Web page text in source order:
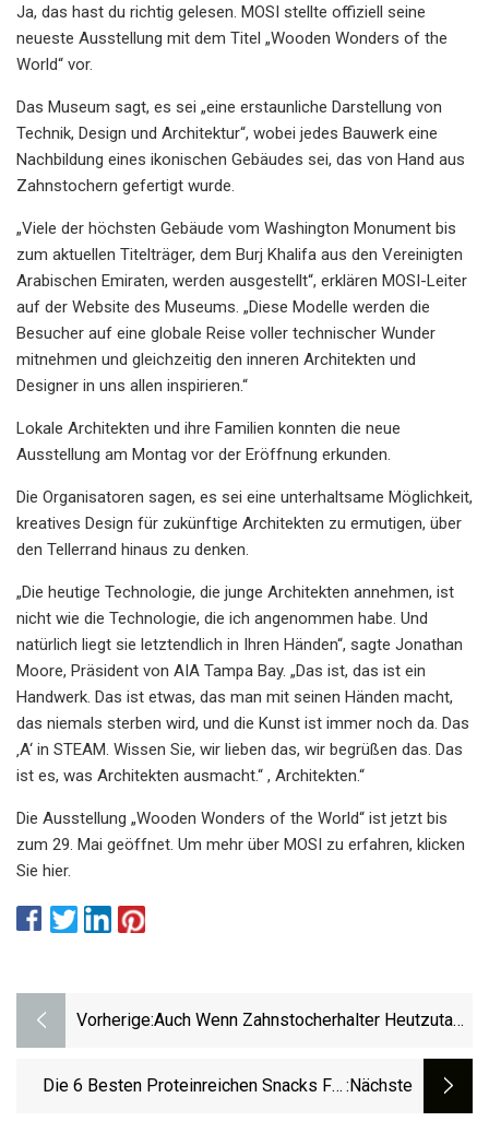
Ja, das hast du richtig gelesen. MOSI stellte offiziell seine
neueste Ausstellung mit dem Titel „Wooden Wonders of the
World“ vor.
Das Museum sagt, es sei „eine erstaunliche Darstellung von
Technik, Design und Architektur“, wobei jedes Bauwerk eine
Nachbildung eines ikonischen Gebäudes sei, das von Hand aus
Zahnstochern gefertigt wurde.
„Viele der höchsten Gebäude vom Washington Monument bis
zum aktuellen Titelträger, dem Burj Khalifa aus den Vereinigten
Arabischen Emiraten, werden ausgestellt“, erklären MOSI-Leiter
auf der Website des Museums. „Diese Modelle werden die
Besucher auf eine globale Reise voller technischer Wunder
mitnehmen und gleichzeitig den inneren Architekten und
Designer in uns allen inspirieren.“
Lokale Architekten und ihre Familien konnten die neue
Ausstellung am Montag vor der Eröffnung erkunden.
Die Organisatoren sagen, es sei eine unterhaltsame Möglichkeit,
kreatives Design für zukünftige Architekten zu ermutigen, über
den Tellerrand hinaus zu denken.
„Die heutige Technologie, die junge Architekten annehmen, ist
nicht wie die Technologie, die ich angenommen habe. Und
natürlich liegt sie letztendlich in Ihren Händen“, sagte Jonathan
Moore, Präsident von AIA Tampa Bay. „Das ist, das ist ein
Handwerk. Das ist etwas, das man mit seinen Händen macht,
das niemals sterben wird, und die Kunst ist immer noch da. Das
‚A‘ in STEAM. Wissen Sie, wir lieben das, wir begrüßen das. Das
ist es, was Architekten ausmacht.“ , Architekten.“
Die Ausstellung „Wooden Wonders of the World“ ist jetzt bis
zum 29. Mai geöffnet. Um mehr über MOSI zu erfahren, klicken
Sie hier.
Vorherige:Auch Wenn Zahnstocherhalter Heutzutage
Sie Tolle Sammlerstücke
Die 6 Besten Proteinreichen Snacks Für :nächste